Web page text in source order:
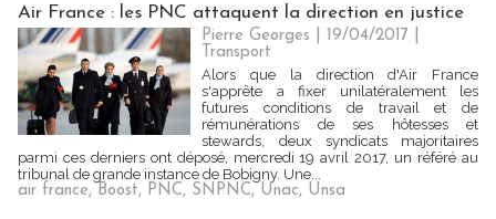
Air France : les PNC attaquent la direction en justice
Pierre Georges | 19/04/2017
Transport
Alors que la direction d'Air France
s'apprête a fixer unilatéralement les
futures conditions de travail et de
rémunérations de ses hôtesses et
stewards, deux syndicats majoritaires
parmi ces derniers ont déposé, mercredi 19 avril 2017, un référé au
tribunal de grande instance de Bobigny. Une...
air france, Boost, PNC, SNPNC, Unac, Unsa